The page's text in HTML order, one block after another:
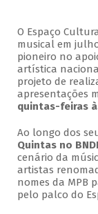
O Espaço
musical em
pioneiro no
artística
projeto de
apresentações
quintas-feiras
Ao longo dos
Quintas no
cenário da
artistas
nomes da MPB
pelo palco do